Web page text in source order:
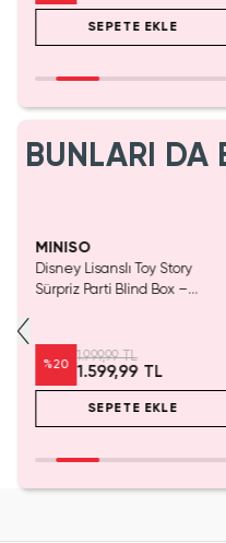
SEPETE EKLE
BUNLARI DA
MINISO
Disney Lisanslı Toy Story
Sürpriz Parti Blind Box –
%20
1.999,99 TL
1.599,99 TL
SEPETE EKLE